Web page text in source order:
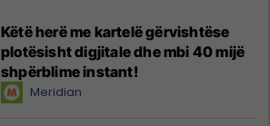
Këtë herë me kartelë gërvishtëse
plotësisht digjitale dhe mbi 40 mijë
shpërblime instant!
Meridian